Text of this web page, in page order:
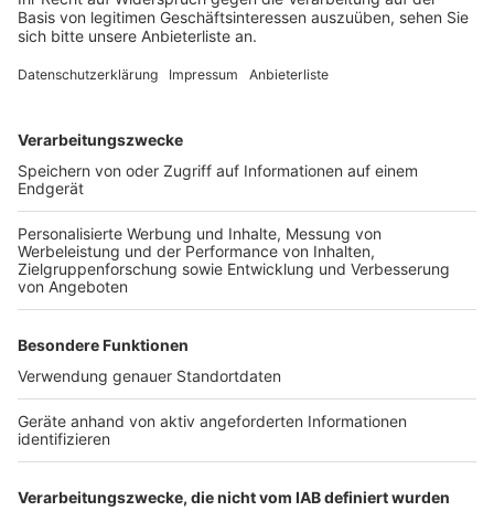
Bei euch läuft das Radio in der Küche, bei uns die
Küche im Radio. Starkoch Nelson Müller lädt uns
Nachkochen oder Nachkochen lassen. Nelson nimmt
uns mit in seine Küche und weiht uns in die
Geheimnisse eines bekannten Profikochs ein. Der
Kitchen Club by Nelson Müller ist etwas für alle
Gourmets und Gourmüsen. Für alle von euch, die
wissen, dass Kardamom ein Gewürz ist und kein
Ersatzteil fürs Auto. Das ist "Foodtainment" der
Extraklasse. Feinste Küche, die man überall genießen
oder wie Nelson es sagt: "Macht nix, wenn's
schmeckt!"
Nelson Müller live erleben? Hier gibt esInfos zu den